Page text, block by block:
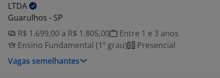
LTDA
Guarulhos - SP
R$ 1.699,00 a R$ 1.805,00
Entre 1 e 3 anos
Ensino Fundamental (1º grau)
Presencial
Vagas semelhantes